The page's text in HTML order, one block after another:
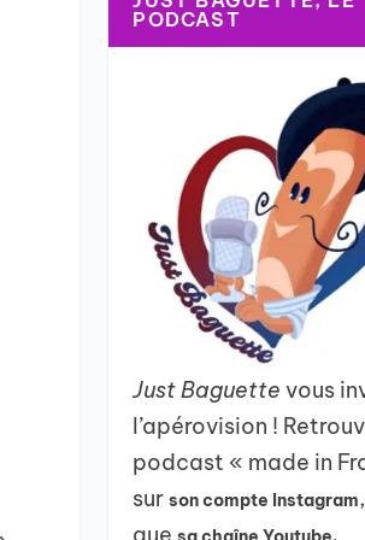
PODCAST
Just Baguettevous
l’apérovision !
podcast « made in
surson compte Instagram